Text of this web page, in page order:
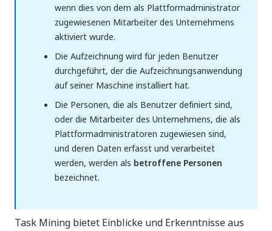
wenn dies von dem als Plattformadministrator
zugewiesenen Mitarbeiter des Unternehmens
aktiviert wurde.
Die Aufzeichnung wird für jeden Benutzer
durchgeführt, der die Aufzeichnungsanwendung
auf seiner Maschine installiert hat.
Die Personen, die als Benutzer definiert sind,
oder die Mitarbeiter des Unternehmens, die als
Plattformadministratoren zugewiesen sind,
und deren Daten erfasst und verarbeitet
werden, werden als betroffene Personen
bezeichnet.
Task Mining bietet Einblicke und Erkenntnisse aus